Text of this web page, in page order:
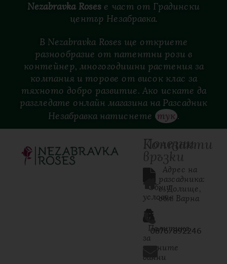
Nezabravka Roses е част от Градински
център Незабравка.
В Nezabravka Roses ще откриете
разнообразие от патентни рози в
контейнер, многогодишни растения за
компания и торове от висок клас за
тяхното добро развитие. Ако искате да
разгледате онлайн магазина на Разсадник
Незабравка натиснете тук.
Полезни
връзки
Общи
условия
Политика
за
личните
данни
Контакти
Адрес на
разсадника:
с. Долище,
обл. Варна
0876/892246